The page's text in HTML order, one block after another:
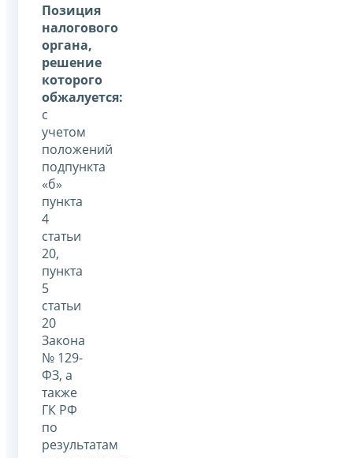
Позиция
налогового
органа,
решение
которого
обжалуется:
с
учетом
положений
подпункта
«б»
пункта
4
статьи
20,
пункта
5
статьи
20
Закона
№ 129-
ФЗ, а
также
ГК РФ
по
результатам